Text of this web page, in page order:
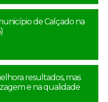
de Calçado na
resultados, mas
e na qualidade